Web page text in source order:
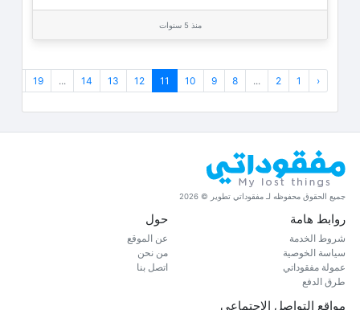
منذ 5 سنوات
‹
1
2
...
8
9
10
11
12
13
14
...
19
جميع الحقوق محفوظه لـ مفقوداتي تطوير © 2026
روابط هامة
شروط الخدمة
سياسة الخوصية
عمولة مفقوداتي
طرق الدفع
حول
عن الموقع
من نحن
اتصل بنا
مواقع التواصل الاجتماعي